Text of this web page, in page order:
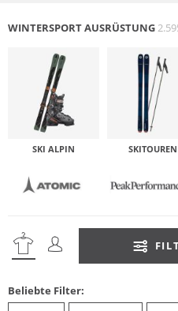
WINTERSPORT AUSRÜSTUNG
SKI ALPIN SKITOUREN
Beliebte Filter: